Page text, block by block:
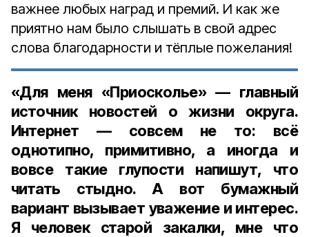
важнее любых наград и премий. И как же
приятно нам было слышать в свой адрес
слова благодарности и тёплые пожелания!
«Для меня «Приосколье» — главный
источник новостей о жизни округа.
Интернет — совсем не то: всё
однотипно, примитивно, а иногда и
вовсе такие глупости напишут, что
читать стыдно. А вот бумажный
вариант вызывает уважение и интерес.
Я человек старой закалки, мне что